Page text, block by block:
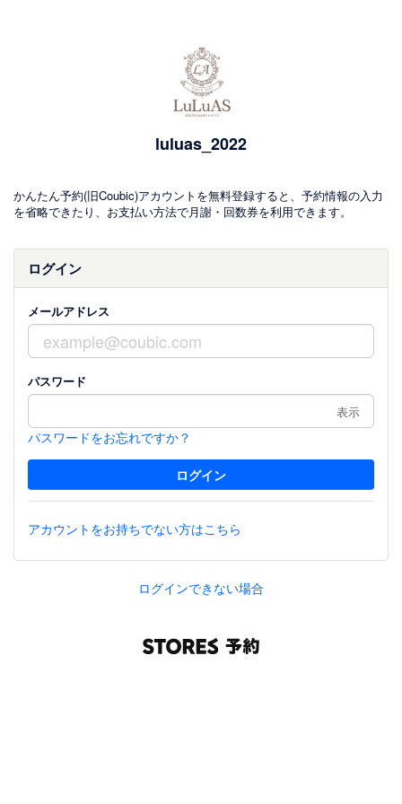
luluas_2022
かんたん予約(旧Coubic)アカウントを無料登録すると、予約情報の入力
を省略できたり、お支払い方法で月謝・回数券を利用できます。
ログイン
メールアドレス
パスワード
表示
パスワードをお忘れですか？
アカウントをお持ちでない方はこちら
ログインできない場合